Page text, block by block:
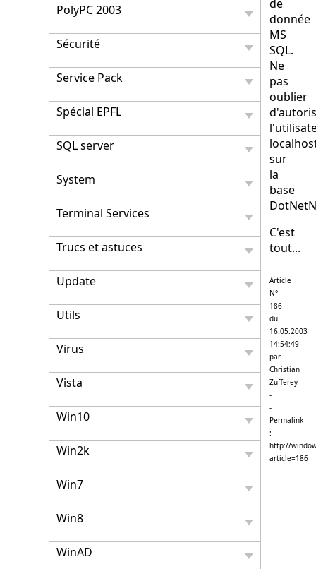
PolyPC 2003
Sécurité
Service Pack
Spécial EPFL
SQL server
System
Terminal Services
Trucs et astuces
Update
Utils
Virus
Vista
Win10
Win2k
Win7
Win8
WinAD
de
donnée
MS
SQL.
Ne
pas
oublier
sur
la
base
C'est
tout...
Article
N°
186
du
16.05.2003
14:54:49
par
Christian
Zufferey
-
-
Permalink
:
http://
article=186